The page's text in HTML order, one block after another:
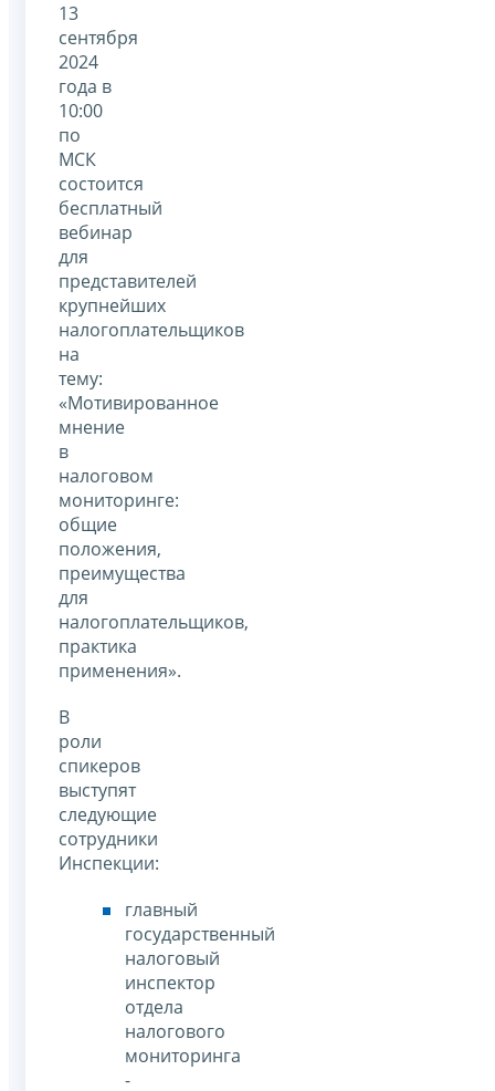
13
сентября
2024
года в
10:00
по
МСК
состоится
бесплатный
вебинар
для
представителей
крупнейших
налогоплательщиков
на
тему:
«Мотивированное
мнение
в
налоговом
мониторинге:
общие
положения,
преимущества
для
налогоплательщиков,
практика
применения».
В
роли
спикеров
выступят
следующие
сотрудники
Инспекции:
главный
государственный
налоговый
инспектор
отдела
налогового
мониторинга
-